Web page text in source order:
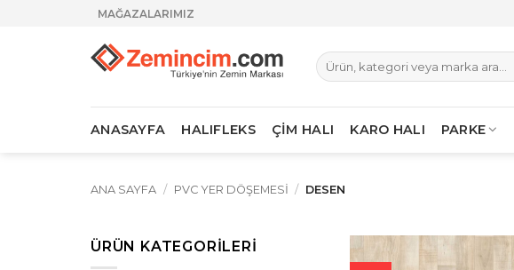
MAĞAZALARIMIZ
Ara:
ANASAYFA HALIFLEKS ÇİM HALI KARO HALI PARKE
ANA SAYFA / PVC YER DÖŞEMESI / DESEN
ÜRÜN KATEGORILERI